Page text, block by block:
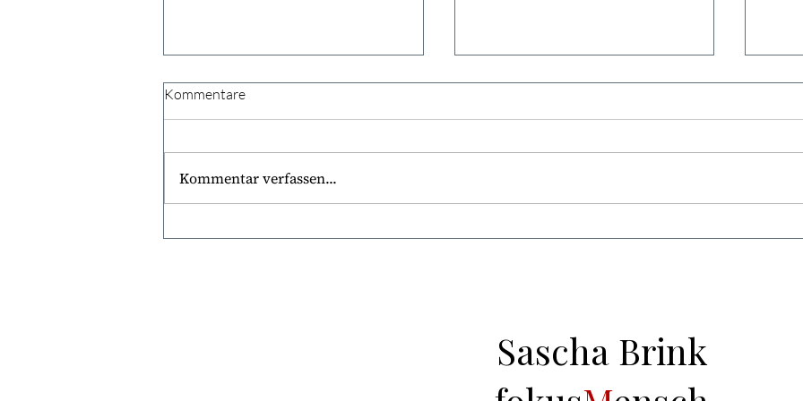
br!nk btc - Coaching Hamburg:
und Teams in Hamburg zu mehr
Kommentare
Kommentar verfassen...
Sascha Brink